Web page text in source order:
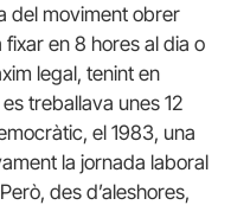
del moviment obrer
en 8 hores al dia o
legal, tenint en
treballava unes 12
el 1983, una
la jornada laboral
des d’aleshores,